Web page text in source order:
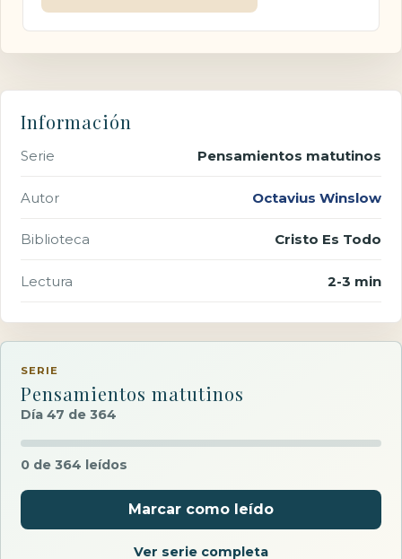
Información
Serie Pensamientos matutinos
Autor Octavius Winslow
Biblioteca Cristo Es Todo
Lectura 2-3 min
SERIE
Pensamientos matutinos
Día 47 de 364
0 de 364 leídos
Marcar como leído
Ver serie completa